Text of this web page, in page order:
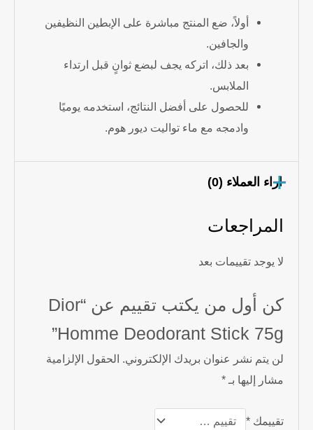
أولاً، ضع المنتج مباشرة على الإبطين النظيفين
والجافين.
بعد ذلك، اتركه يجف لبضع ثوانٍ قبل ارتداء
الملابس.
للحصول على أفضل النتائج، استخدمه يوميًا
وادمجه مع ماء تواليت ديور هوم.
اراء العملاء (0)
المراجعات
لا يوجد تقييمات بعد
كن أول من يكتب تقييم عن “Dior
Homme Deodorant Stick 75g”
لن يتم نشر عنوان بريدك الإلكتروني. الحقول الإلزامية
مشار إليها بـ*
تقييمك*